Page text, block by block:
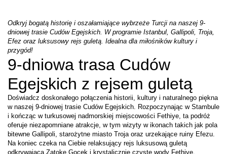
Odkryj bogatą historię i oszałamiające wybrzeże Turcji na naszej 9-
dniowej trasie Cudów Egejskich. W programie Istanbul, Gallipoli, Troja,
Efez oraz luksusowy rejs guletą. Idealna dla miłośników kultury i
przygód!
9-dniowa trasa Cudów
Egejskich z rejsem guletą
Doświadcz doskonałego połączenia historii, kultury i naturalnego piękna
w naszej 9-dniowej trasie Cudów Egejskich. Rozpoczynając w Stambule
i kończąc w turkusowej nadmorskiej miejscowości Fethiye, ta podróż
oferuje niezapomniane atrakcje, w tym wizyty w ikonach takich jak pola
bitewne Gallipoli, starożytne miasto Troja oraz urzekające ruiny Efezu.
Na koniec czeka na Ciebie relaksujący rejs luksusową guletą
odkrywającą Zatokę Gocek i krystalicznie czyste wody Fethiye.